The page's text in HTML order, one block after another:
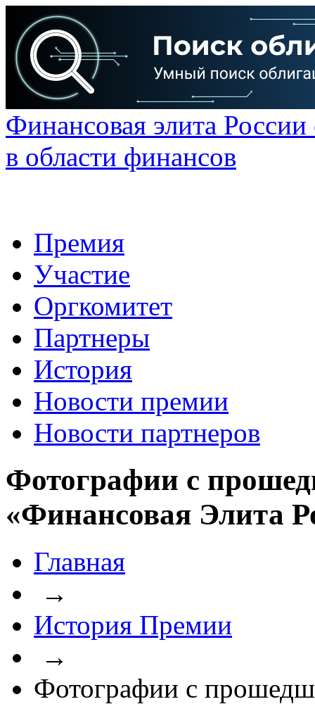
Финансовая элита
в области финансов
Премия
Участие
Оргкомитет
Партнеры
История
Новости премии
Новости партнеров
Фотографии с
«Финансовая Элита
Главная
→
История Премии
→
Фотографии с